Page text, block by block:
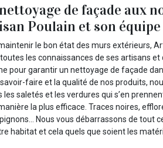
de façade aux
Poulain et son
le bon état des murs extérieurs,
les connaissances de ses artisans
pour garantir un nettoyage de façade
faire et la qualité de nos produits,
les saletés et les verdures qui s’en
la plus efficace. Traces noires,
Nous vous débarrassons de tout
habitat et cela quels que soient les